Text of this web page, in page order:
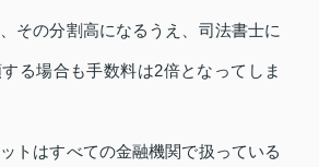
その分割高になるうえ、司法書士に
る場合も手数料は2倍となってしま
トはすべての金融機関で扱っている